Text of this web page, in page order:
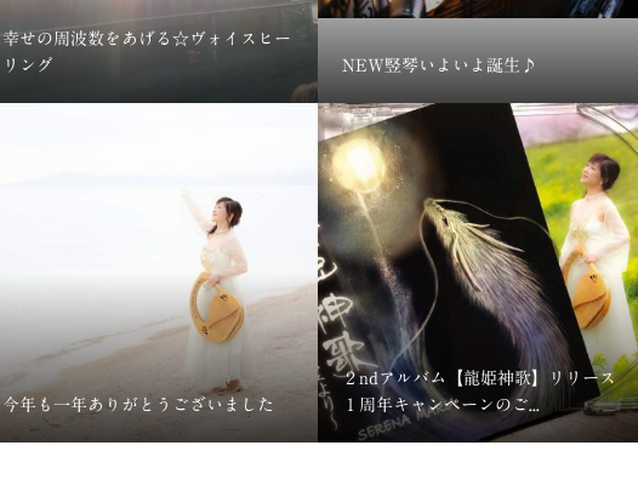
幸せの周波数をあげる☆ヴォイスヒー
リング
NEW竪琴いよいよ誕生♪
今年も一年ありがとうございました
２ndアルバム【龍姫神歌】リリース
１周年キャンペーンのご...